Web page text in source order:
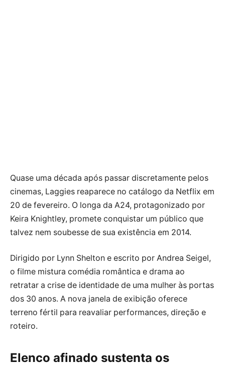
Quase uma década após passar discretamente pelos
cinemas, Laggies reaparece no catálogo da Netflix em
20 de fevereiro. O longa da A24, protagonizado por
Keira Knightley, promete conquistar um público que
talvez nem soubesse de sua existência em 2014.
Dirigido por Lynn Shelton e escrito por Andrea Seigel,
o filme mistura comédia romântica e drama ao
retratar a crise de identidade de uma mulher às portas
dos 30 anos. A nova janela de exibição oferece
terreno fértil para reavaliar performances, direção e
roteiro.
Elenco afinado sustenta os